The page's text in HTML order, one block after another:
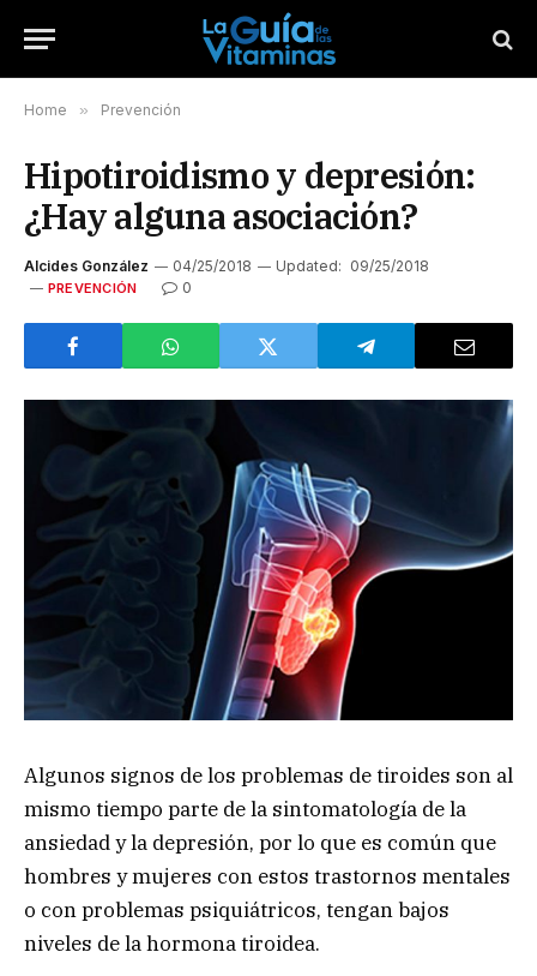
Home » Prevención
Hipotiroidismo y depresión:
¿Hay alguna asociación?
Alcides González 04/25/2018 Updated: 09/25/2018
PREVENCIÓN 0
Algunos signos de los problemas de tiroides son al
mismo tiempo parte de la sintomatología de la
ansiedad y la depresión, por lo que es común que
hombres y mujeres con estos trastornos mentales
o con problemas psiquiátricos, tengan bajos
niveles de la hormona tiroidea.